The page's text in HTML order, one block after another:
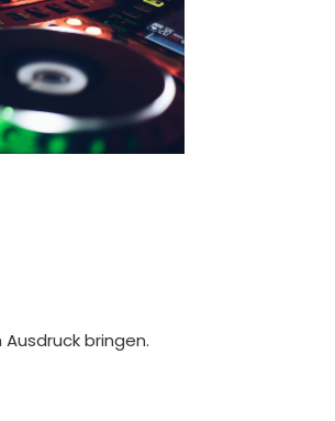
bringen.